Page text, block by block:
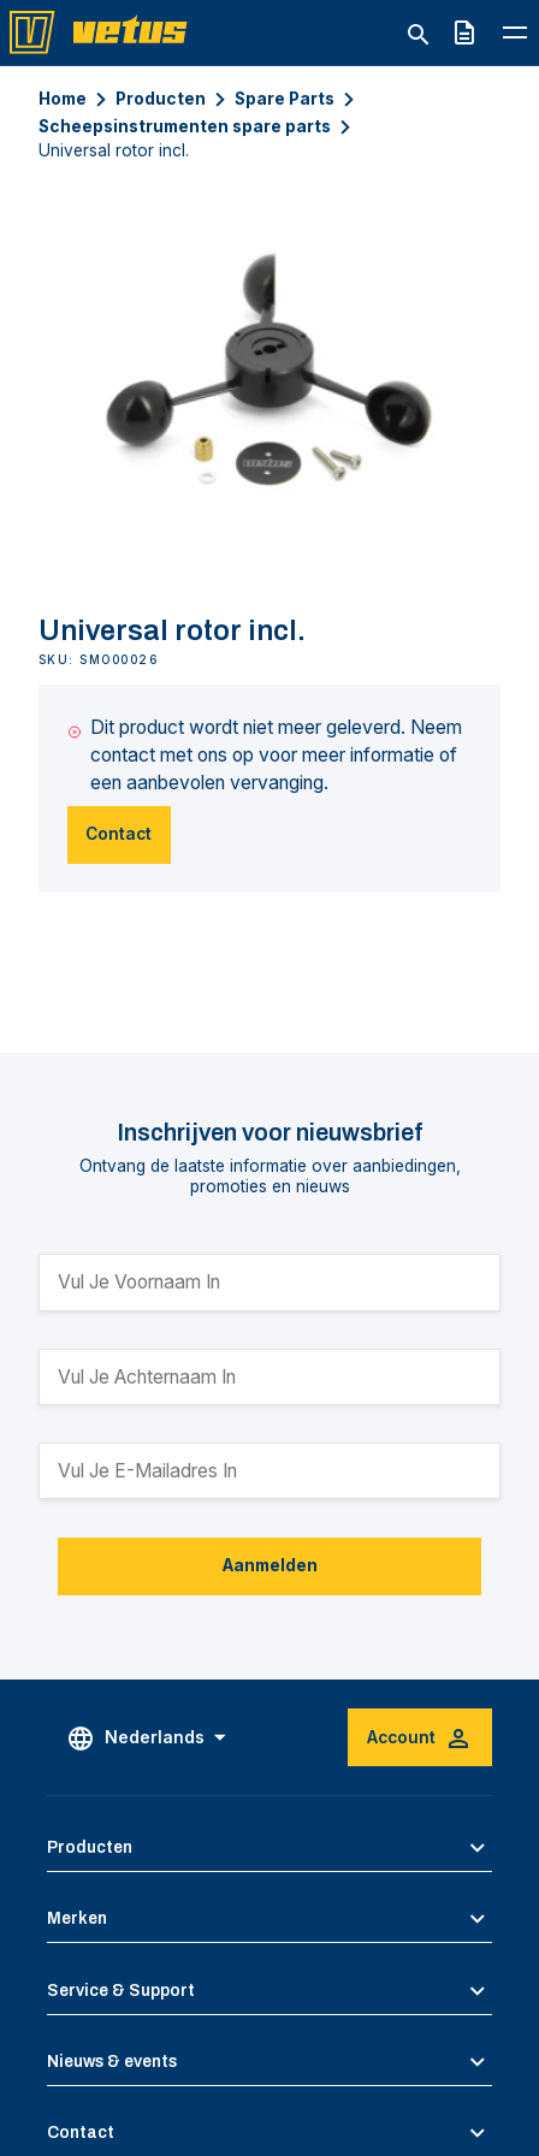
Offerte
Home Producten
Spare Parts
Scheepsinstrumenten spare parts
Universal rotor incl.
Universal rotor incl.
SKU: SMO00026
Dit product wordt niet meer geleverd. Neem
contact met ons op voor meer informatie of
een aanbevolen vervanging.
Contact
Inschrijven voor nieuwsbrief
Ontvang de laatste informatie over aanbiedingen,
promoties en nieuws
Aanmelden
Nederlands Account
Producten
Merken
Service & Support
Nieuws & events
Contact